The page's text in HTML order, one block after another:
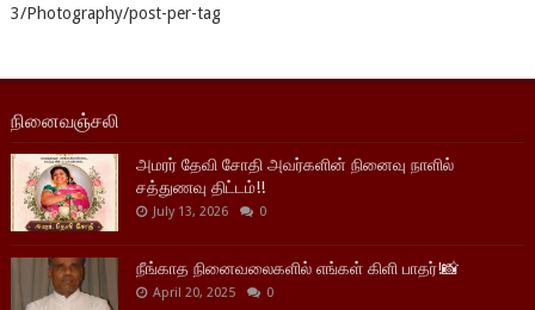
3/Photography/post-per-tag
நினைவஞ்சலி
அமரர் தேவி சோதி அவர்களின் நினைவு நாளில்
சத்துணவு திட்டம்!!
July 13, 2026 0
நீங்காத நினைவலைகளில் எங்கள் கிளி பாதர்!📸
April 20, 2025 0